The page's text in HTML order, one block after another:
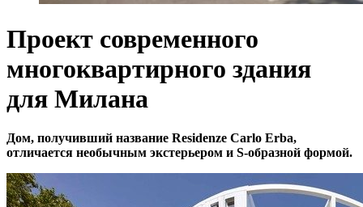
Проект современного
многоквартирного здания
для Милана
Дом, получивший название Residenze Carlo Erba,
отличается необычным экстерьером и S-образной формой.